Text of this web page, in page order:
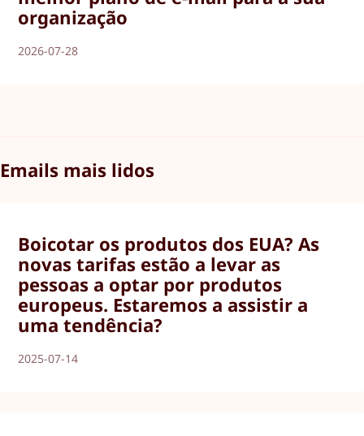
organização
2026-07-28
Emails mais lidos
Boicotar os produtos dos EUA? As
novas tarifas estão a levar as
pessoas a optar por produtos
europeus. Estaremos a assistir a
uma tendência?
2025-07-14